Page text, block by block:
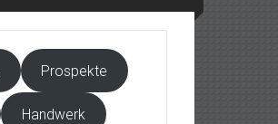
Prospekte
Handwerk